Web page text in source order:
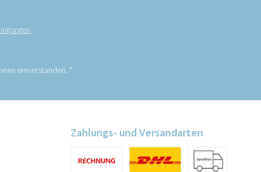
.
einverstanden. *
Zahlungs- und Versandarten